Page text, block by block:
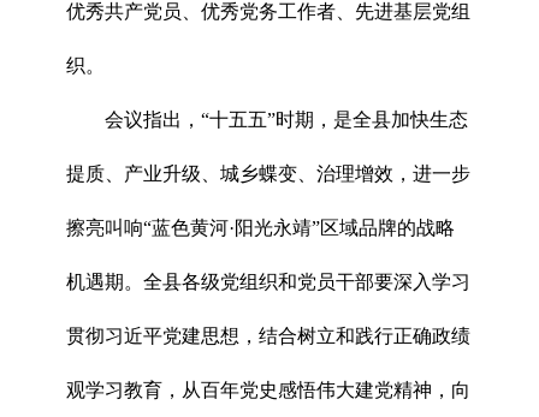
优秀共产党员、优秀党务工作者、先进基层党组
织。
会议指出，“十五五”时期，是全县加快生态
提质、产业升级、城乡蝶变、治理增效，进一步
擦亮叫响“蓝色黄河·阳光永靖”区域品牌的战略
机遇期。全县各级党组织和党员干部要深入学习
贯彻习近平党建思想，结合树立和践行正确政绩
观学习教育，从百年党史感悟伟大建党精神，向